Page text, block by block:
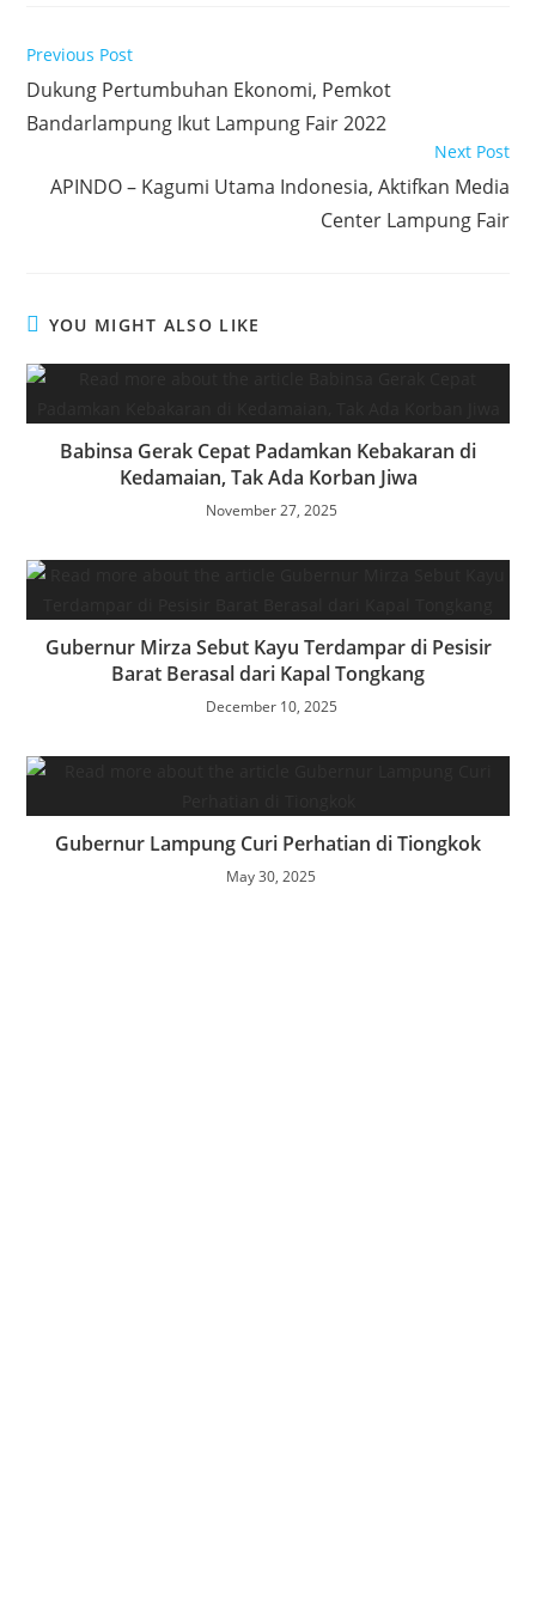
e
b
o
o
er
A
p
p
dI
n
Read
more
articles
Previous Post
Dukung Pertumbuhan Ekonomi, Pemkot
Bandarlampung Ikut Lampung Fair 2022
Next Post
APINDO – Kagumi Utama Indonesia, Aktifkan Media
Center Lampung Fair
YOU MIGHT ALSO LIKE
Babinsa Gerak Cepat Padamkan Kebakaran di
Kedamaian, Tak Ada Korban Jiwa
November 27, 2025
Gubernur Mirza Sebut Kayu Terdampar di Pesisir
Barat Berasal dari Kapal Tongkang
December 10, 2025
Gubernur Lampung Curi Perhatian di Tiongkok
May 30, 2025